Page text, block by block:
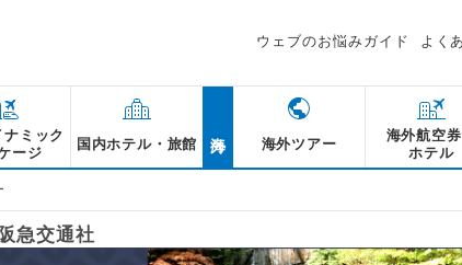
ウェブのお悩みガイド よく
ナミック
ージ
国内ホテル・旅館 海外ツアー
海外航空券
ホテル
急交通社